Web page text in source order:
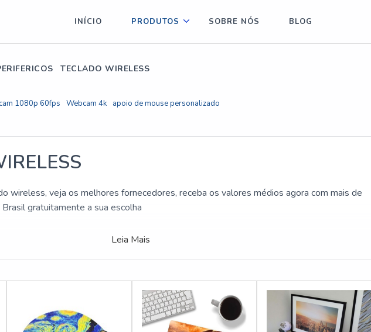
INÍCIO PRODUTOS SOBRE NÓS BLOG
TECLADO WIRELESS
1080p 60fps Webcam 4k apoio de mouse personalizado
wireless, veja os melhores fornecedores, receba os valores médios agora com mais de
gratuitamente a sua escolha
Leia Mais